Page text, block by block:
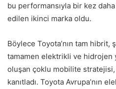
bu performansıyla bir kez
edilen ikinci marka oldu.
Böylece Toyota’nın tam
tamamen elektrikli ve hidrojen
oluşan çoklu mobilite stratejisi,
kanıtladı. Toyota Avrupa’nın